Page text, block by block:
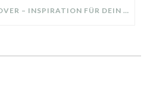
SCHLAFZIMMER MAKEOVER – INSPIRATION FÜR DEIN SCHLAFZIMMER: AUS ALT MACH NEU – HELL, GEMÜTLICH UND EINLADEND